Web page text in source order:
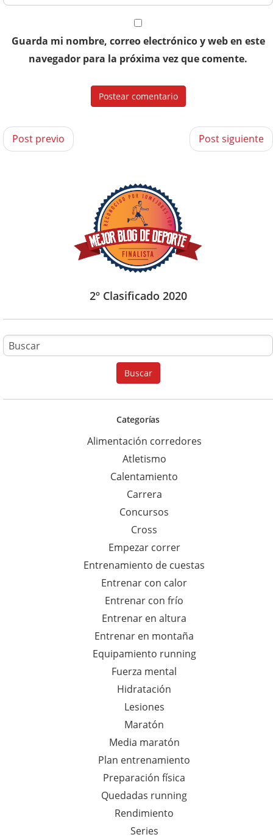
Guarda mi nombre, correo electrónico y web en este
navegador para la próxima vez que comente.
Post previo Post siguiente
2º Clasificado 2020
u
s
c
p
a
r
a
:
Buscar
Categorías
Alimentación corredores
Atletismo
Calentamiento
Carrera
Concursos
Cross
Empezar correr
Entrenamiento de cuestas
Entrenar con calor
Entrenar con frío
Entrenar en altura
Entrenar en montaña
Equipamiento running
Fuerza mental
Hidratación
Lesiones
Maratón
Media maratón
Plan entrenamiento
Preparación física
Quedadas running
Rendimiento
Series